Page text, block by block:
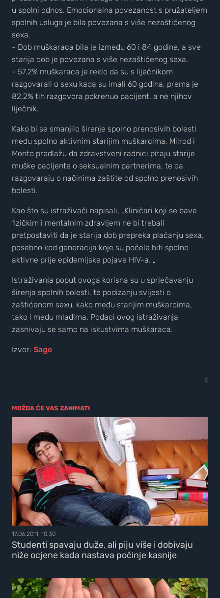
u spolni odnos. Emocionalna povezanost s pružateljem
spolnih usluga je bila povezana s više nezaštićenog
sexa.
- Dob muškaraca bila je između 60 i 84 godine, a sve
starija dob je povezana s više nezaštićenog sexa.
- 57.2% muškaraca je reklo da su s liječnikom
razgovarali o sexu kada su imali 60 godina, prema je
82.2% tih razgovora pokrenuo pacijent, a ne njihov
liječnik.
Kako bi se smanjilo širenje spolno prenosivih bolesti
među spolno aktivnim starijim muškarcima, Milrod i
Monto predlažu da zdravstveni radnici pitaju starije
muške pacijente o seksualnim partnerima, te da
razgovaraju o načinima zaštite od spolno prenosivih
bolesti.
Kao što su istraživači napisali, „Kliničari koji se bave
fizičkim i mentalnim zdravljem ne bi trebali
pretpostaviti da je starija dob prepreka plaćanju sexa,
posebno kod generacija koje su počele biti spolno
aktivne prije epidemijske pojave HIV-a. „
Istraživanja poput ovoga korisna su u sprječavanju
širenja spolnih bolesti, te podizanju svijesti o
zaštićenom sexu, kako među starijim muškarcima,
tako i među mlađima. Podaci ovog istraživanja
zasnivaju se samo na iskustvima muškaraca.
Izvor: Sage
0
MOŽDA ĆE VAS ZANIMATI
17.06.2011, 10:30
Studenti spavaju duže, ali piju više i dobivaju
niže ocjene kada nastava počinje kasnije